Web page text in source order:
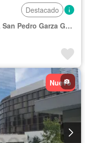
Destacado
Parque Corporativo Santa Engracia, San Pedro Garza García
Nuevo